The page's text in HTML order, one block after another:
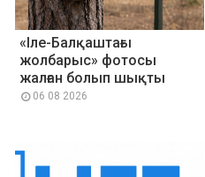
«Іле-Балқаштағы
жолбарыс» фотосы
жалған болып шықты
06 08 2026